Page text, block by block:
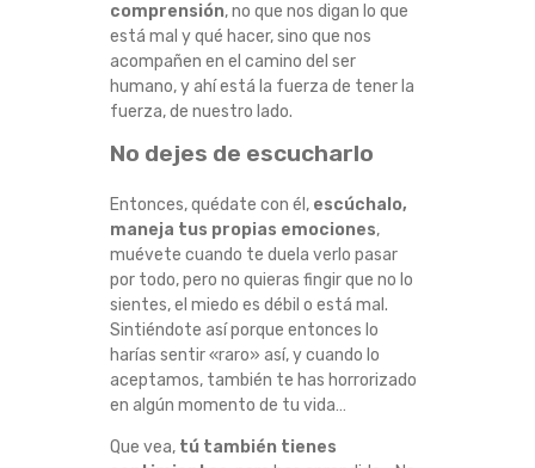
comprensión, no que nos digan lo que
está mal y qué hacer, sino que nos
acompañen en el camino del ser
humano, y ahí está la fuerza de tener la
fuerza, de nuestro lado.
No dejes de escucharlo
Entonces, quédate con él, escúchalo,
maneja tus propias emociones,
muévete cuando te duela verlo pasar
por todo, pero no quieras fingir que no lo
sientes, el miedo es débil o está mal.
Sintiéndote así porque entonces lo
harías sentir «raro» así, y cuando lo
aceptamos, también te has horrorizado
en algún momento de tu vida…
Que vea, tú también tienes